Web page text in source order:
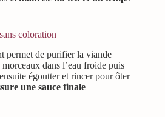
coloration
permet de purifier la viande
dans l’eau froide puis
égoutter et rincer pour ôter
une sauce finale